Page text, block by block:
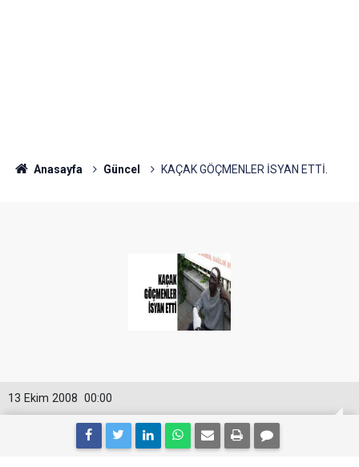
Anasayfa Güncel KAÇAK GÖÇMENLER İSYAN ETTİ.
00:00
13 Ekim 2008